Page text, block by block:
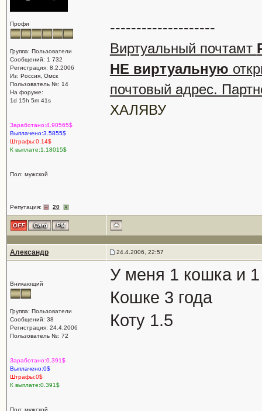
Профи
Группа: Пользователи
Сообщений: 1 732
Регистрация: 8.2.2006
Из: Россия, Омск
Пользователь №: 14
На форуме:
1d 15h 5m 41s
Заработано:4.90565$
Выплачено:3.5855$
Штрафы:0.14$
К выплате:1.18015$
Пол: мужской
Репутация: 20
--------------------
Виртуальный почтамт
НЕ виртуальную
почтовый адрес.
ХАЛЯВУ
Александр 24.4.2006, 22:57
Вникающий
Группа: Пользователи
Сообщений: 38
Регистрация: 24.4.2006
Пользователь №: 72
Заработано:0.391$
Выплачено:0$
Штрафы:0$
К выплате:0.391$
Пол: мужской
У меня 1 кошка и 1
Кошке 3 года
Коту 1.5